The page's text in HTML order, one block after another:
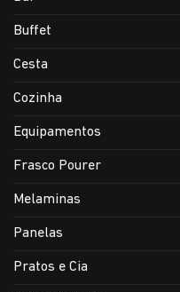
Buffet
Cesta
Cozinha
Equipamentos
Frasco Pourer
Melaminas
Panelas
Pratos e Cia